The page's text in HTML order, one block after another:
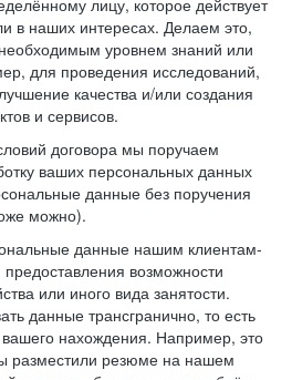
лицу, которое действует
в наших интересах. Делаем это,
уровнем знаний или
для проведения исследований,
качества и/или создания
и сервисов.
договора мы поручаем
ваших персональных данных
данные без поручения
можно).
данные нашим клиентам-
возможности
или иного вида занятости.
данные трансгранично, то есть
нахождения. Например, это
разместили резюме на нашем